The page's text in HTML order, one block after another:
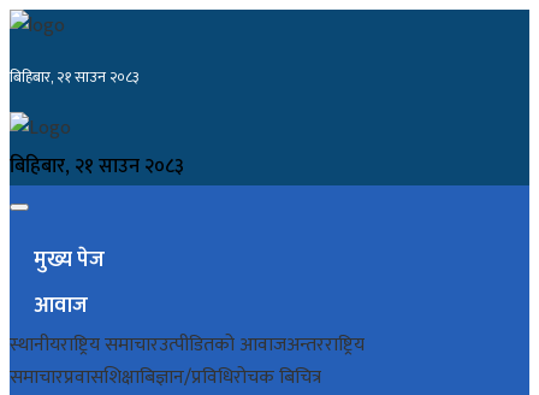
बिहिबार, २१ साउन २०८३
बिहिबार, २१ साउन २०८३
मुख्य पेज
आवाज
स्थानीयराष्ट्रिय समाचारउत्पीडितको आवाजअन्तरराष्ट्रिय
समाचारप्रवासशिक्षाबिज्ञान/प्रविधिरोचक बिचित्र